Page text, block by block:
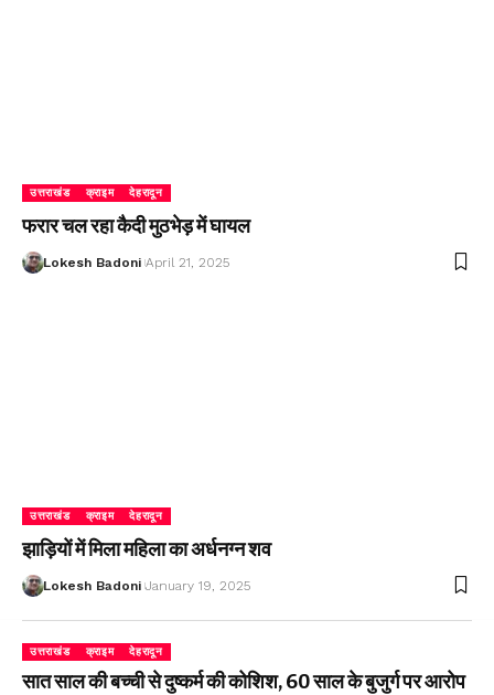
उत्तराखंड क्राइम देहरादून
फरार चल रहा कैदी मुठभेड़ में घायल
Lokesh Badoni April 21, 2025
उत्तराखंड क्राइम देहरादून
झाड़ियों में मिला महिला का अर्धनग्न शव
Lokesh Badoni January 19, 2025
उत्तराखंड क्राइम देहरादून
सात साल की बच्ची से दुष्कर्म की कोशिश, 60 साल के बुजुर्ग पर आरोप